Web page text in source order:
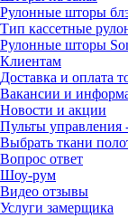
Рулонные шторы
Тип кассетные
Рулонные шторы
Клиентам
Доставка и оплата
Вакансии и
Новости и акции
Пульты управления
Выбрать ткани
Вопрос ответ
Шоу-рум
Видео отзывы
Услуги замерщика